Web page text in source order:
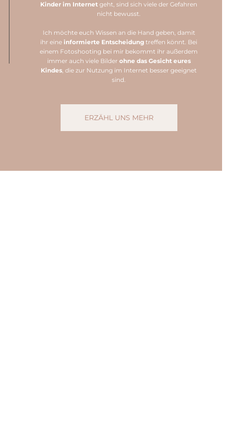
Kinder im Internet geht, sind sich viele der Gefahren
nicht bewusst.
Ich möchte euch Wissen an die Hand geben, damit
ihr eine informierte Entscheidung treffen könnt. Bei
einem Fotoshooting bei mir bekommt ihr außerdem
immer auch viele Bilder ohne das Gesicht eures
Kindes, die zur Nutzung im Internet besser geeignet
sind.
ERZÄHL UNS MEHR